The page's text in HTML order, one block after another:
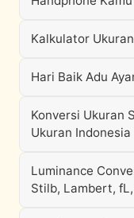
Kalkulator
Hari Baik Adu
Konversi Ukuran
Ukuran Indonesia
Luminance
Stilb, Lambert,